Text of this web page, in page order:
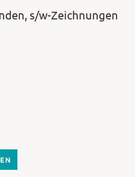
s/w-Zeichnungen